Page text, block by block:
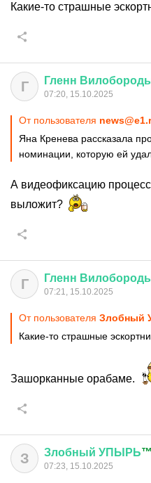
Какие-то страшные
Г Гленн
07:20, 15.10.2025
От пользователя
Яна Кренева рассказала
номинации, которую ей
А видеофиксацию
выложит?
Г Гленн
07:21, 15.10.2025
От пользователя Злобный
Какие-то страшные
Зашорканные орабаме.
З Злобный УПЫРЬ™
07:23, 15.10.2025